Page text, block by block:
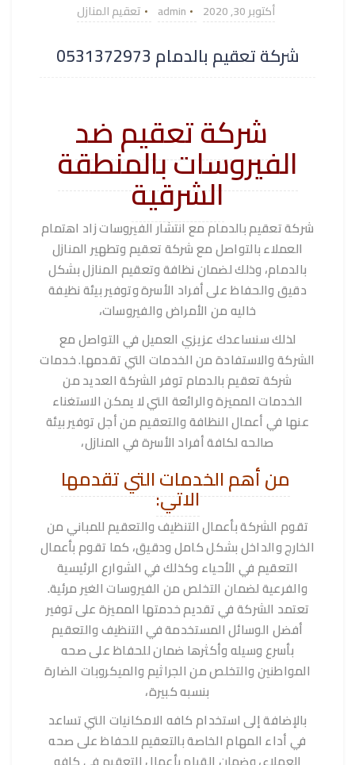
أكتوبر 30, 2020 admin تعقيم المنازل
شركة تعقيم بالدمام 0531372973
شركة تعقيم ضد
الفيروسات بالمنطقة
الشرقية
شركة تعقيم بالدمام مع انتشار الفيروسات زاد اهتمام
العملاء بالتواصل مع شركة تعقيم وتطهير المنازل
بالدمام، وذلك لضمان نظافة وتعقيم المنازل بشكل
دقيق والحفاظ على أفراد الأسرة وتوفير بيئة نظيفة
خاليه من الأمراض والفيروسات،
لذلك سنساعدك عزيزي العميل في التواصل مع
الشركة والاستفادة من الخدمات التي تقدمها. خدمات
شركة تعقيم بالدمام توفر الشركة العديد من
الخدمات المميزة والرائعة التي لا يمكن الاستغناء
عنها في أعمال النظافة والتعقيم من أجل توفير بيئة
صالحه لكافة أفراد الأسرة في المنازل،
من أهم الخدمات التي تقدمها
الاتي:
تقوم الشركة بأعمال التنظيف والتعقيم للمباني من
الخارج والداخل بشكل كامل ودقيق، كما تقوم بأعمال
التعقيم في الأحياء وكذلك في الشوارع الرئيسية
والفرعية لضمان التخلص من الفيروسات الغير مرئية.
تعتمد الشركة في تقديم خدمتها المميزة على توفير
أفضل الوسائل المستخدمة في التنظيف والتعقيم
بأسرع وسيله وأكثرها ضمان للحفاظ على صحه
المواطنين والتخلص من الجراثيم والميكروبات الضارة
بنسبه كبيرة،
بالإضافة إلى استخدام كافه الامكانيات التي تساعد
في أداء المهام الخاصة بالتعقيم للحفاظ على صحه